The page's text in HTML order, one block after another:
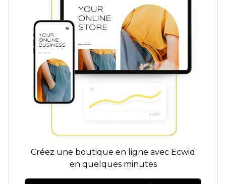
Créez une boutique en ligne avec Ecwid
en quelques minutes